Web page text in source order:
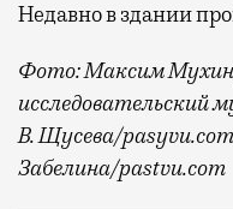
Недавно в здании
Фото: Максим
исследовательский
В. Щусева/
Забелина/pastvu.com